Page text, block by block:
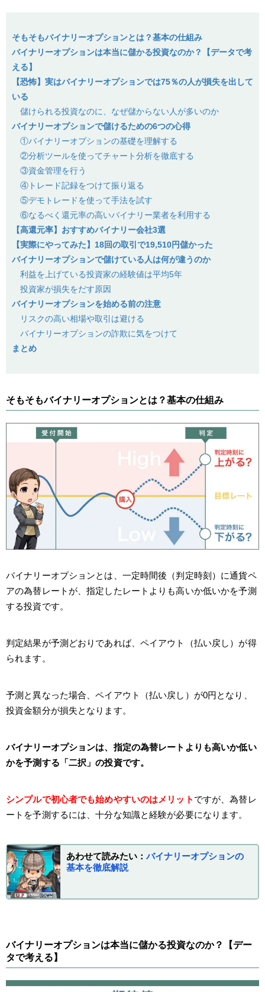
そもそもバイナリーオプションとは？基本の仕組み
バイナリーオプションは本当に儲かる投資なのか？【データで考
える】
【恐怖】実はバイナリーオプションでは75％の人が損失を出して
いる
儲けられる投資なのに、なぜ儲からない人が多いのか
バイナリーオプションで儲けるための6つの心得
①バイナリーオプションの基礎を理解する
②分析ツールを使ってチャート分析を徹底する
③資金管理を行う
④トレード記録をつけて振り返る
⑤デモトレードを使って手法を試す
⑥なるべく還元率の高いバイナリー業者を利用する
【高還元率】おすすめバイナリー会社3選
【実際にやってみた】18回の取引で19,510円儲かった
バイナリーオプションで儲けている人は何が違うのか
利益を上げている投資家の経験値は平均5年
投資家が損失をだす原因
バイナリーオプションを始める前の注意
リスクの高い相場や取引は避ける
バイナリーオプションの詐欺に気をつけて
まとめ
そもそもバイナリーオプションとは？基本の仕組み
バイナリーオプションとは、一定時間後（判定時刻）に通貨ペ
アの為替レートが、指定したレートよりも高いか低いかを予測
する投資です。
判定結果が予測どおりであれば、ペイアウト（払い戻し）が得
られます。
予測と異なった場合、ペイアウト（払い戻し）が0円となり、
投資金額分が損失となります。
バイナリーオプションは、指定の為替レートよりも高いか低い
かを予測する「二択」の投資です。
シンプルで初心者でも始めやすいのはメリット ですが、為替レ
ートを予測するには、十分な知識と経験が必要になります。
あわせて読みたい： バイナリーオプションの
基本を徹底解説
バイナリーオプションは本当に儲かる投資なのか？【デー
タで考える】